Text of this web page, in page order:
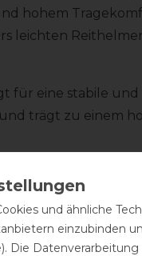
hohem
leichten
für eine stabile und
trägt zu einem
für
gereinigt
und ähnliche
einzubinden
Die